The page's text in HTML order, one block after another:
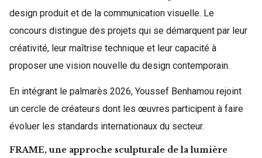
design produit et de la communication visuelle. Le
concours distingue des projets qui se démarquent par leur
créativité, leur maîtrise technique et leur capacité à
proposer une vision nouvelle du design contemporain.
En intégrant le palmarès 2026, Youssef Benhamou rejoint
un cercle de créateurs dont les œuvres participent à faire
évoluer les standards internationaux du secteur.
FRAME, une approche sculpturale de la lumière